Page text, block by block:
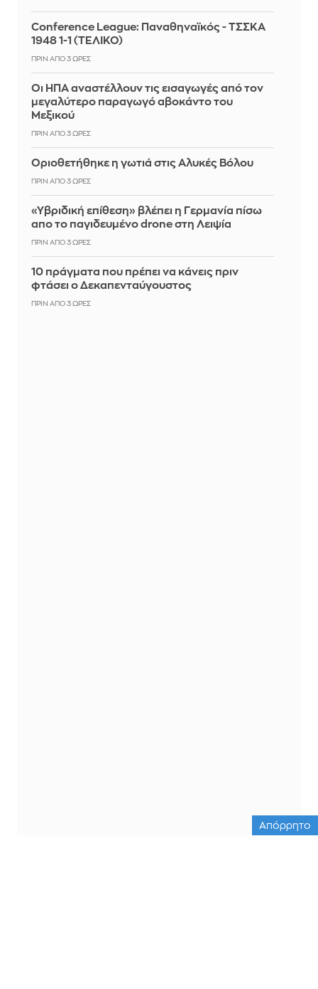
Conference League: Παναθηναϊκός - ΤΣΣΚΑ
1948 1-1 (ΤΕΛΙΚΟ)
ΠΡΙΝ ΑΠΌ 3 ΏΡΕΣ
Οι ΗΠΑ αναστέλλουν τις εισαγωγές από τον
μεγαλύτερο παραγωγό αβοκάντο του
Μεξικού
ΠΡΙΝ ΑΠΌ 3 ΏΡΕΣ
Οριοθετήθηκε η γωτιά στις Αλυκές Βόλου
ΠΡΙΝ ΑΠΌ 3 ΏΡΕΣ
«Υβριδική επίθεση» βλέπει η Γερμανία πίσω
απο το παγιδευμένο drone στη Λειψία
ΠΡΙΝ ΑΠΌ 3 ΏΡΕΣ
10 πράγματα που πρέπει να κάνεις πριν
φτάσει ο Δεκαπενταύγουστος
ΠΡΙΝ ΑΠΌ 3 ΏΡΕΣ
Απόρρητο